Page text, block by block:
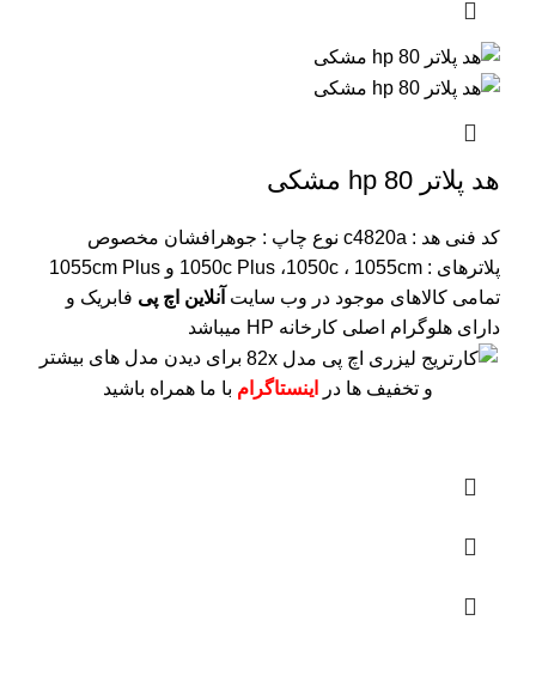
هد پلاتر 80 hp مشکی
کد فنی هد : c4820a نوع چاپ : جوهرافشان مخصوص
پلاترهای : 1050c Plus ،1050c ، 1055cm و 1055cm Plus
تمامی کالاهای موجود در وب سایت آنلاین اچ پی فابریک و
دارای هلوگرام اصلی کارخانه HP میباشد
برای دیدن مدل های بیشتر
و تخفیف ها در
اینستاگرام با ما همراه باشید